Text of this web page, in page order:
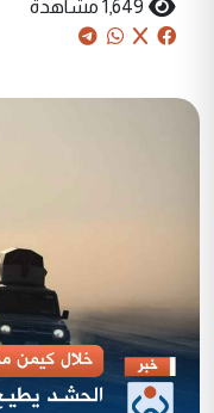
1,649 مشاهدة